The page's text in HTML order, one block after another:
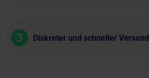
3 Diskreter und schneller Versand